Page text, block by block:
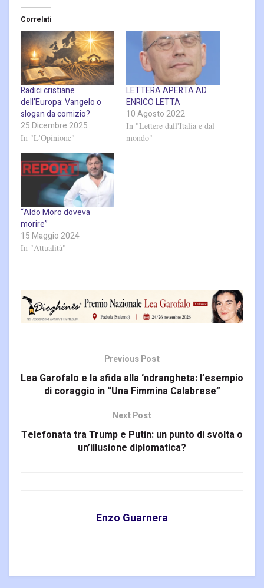
Correlati
Radici cristiane
dell’Europa: Vangelo o
slogan da comizio?
25 Dicembre 2025
In "L'Opinione"
LETTERA APERTA AD
ENRICO LETTA
10 Agosto 2022
In "Lettere dall'Italia e dal
mondo"
“Aldo Moro doveva
morire”
15 Maggio 2024
In "Attualità"
Previous Post
Lea Garofalo e la sfida alla ‘ndrangheta: l’esempio
di coraggio in “Una Fimmina Calabrese”
Next Post
Telefonata tra Trump e Putin: un punto di svolta o
un’illusione diplomatica?
Enzo Guarnera